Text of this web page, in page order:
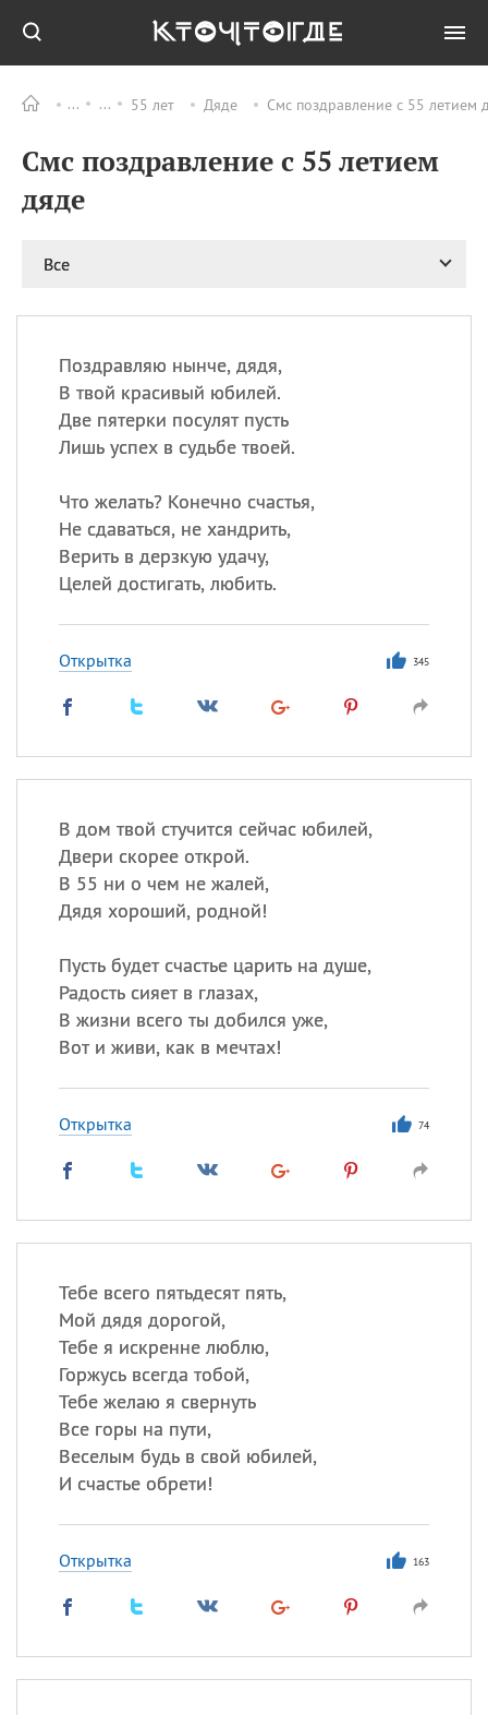
55 лет Дяде Смс поздравление с 55 летием
Смс поздравление с 55 летием
дяде
Все
Поздравляю нынче, дядя,
В твой красивый юбилей.
Две пятерки посулят пусть
Лишь успех в судьбе твоей.
Что желать? Конечно счастья,
Не сдаваться, не хандрить,
Верить в дерзкую удачу,
Целей достигать, любить.
Открытка 345
В дом твой стучится сейчас юбилей,
Двери скорее открой.
В 55 ни о чем не жалей,
Дядя хороший, родной!
Пусть будет счастье царить на душе,
Радость сияет в глазах,
В жизни всего ты добился уже,
Вот и живи, как в мечтах!
Открытка 74
Тебе всего пятьдесят пять,
Мой дядя дорогой,
Тебе я искренне люблю,
Горжусь всегда тобой,
Тебе желаю я свернуть
Все горы на пути,
Веселым будь в свой юбилей,
И счастье обрети!
Открытка 163
ПРАЗДНИКИ Все
09.08 День памяти
великомученика и
Николая Чудотворца
11.08 День полета на
11.08 День Святой Клары —
покровительницы
телевидения
Сегодня празднуют именины
Герман
Посмотреть значение